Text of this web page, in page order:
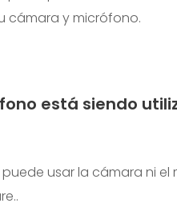
cámara y micrófono.
está siendo
puede usar la cámara ni